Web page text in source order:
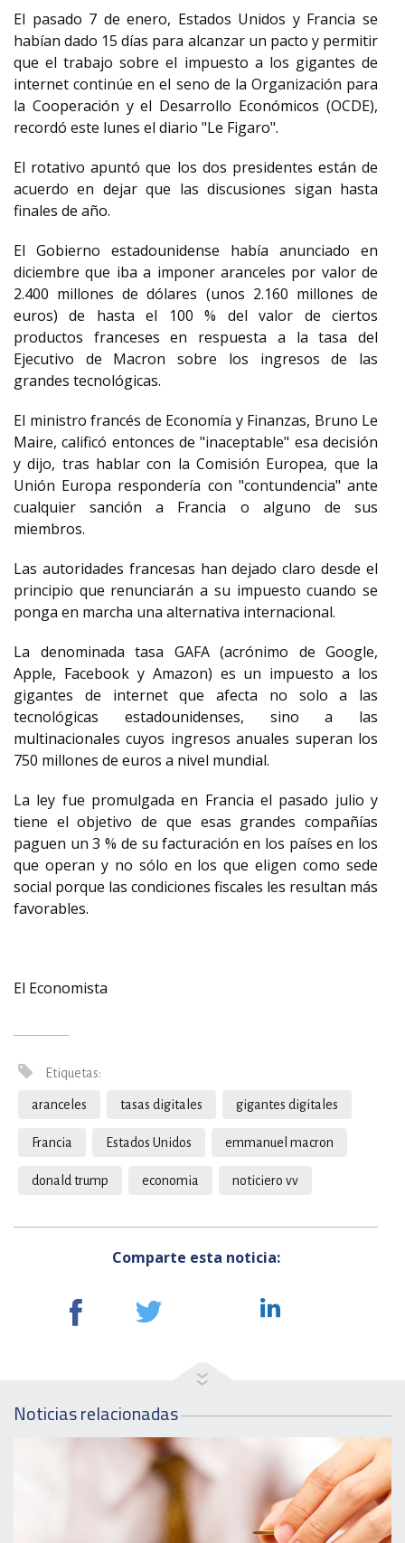
El pasado 7 de enero, Estados Unidos y Francia se
habían dado 15 días para alcanzar un pacto y permitir
que el trabajo sobre el impuesto a los gigantes de
internet continúe en el seno de la Organización para
la Cooperación y el Desarrollo Económicos (OCDE),
recordó este lunes el diario "Le Figaro".
El rotativo apuntó que los dos presidentes están de
acuerdo en dejar que las discusiones sigan hasta
finales de año.
El Gobierno estadounidense había anunciado en
diciembre que iba a imponer aranceles por valor de
2.400 millones de dólares (unos 2.160 millones de
euros) de hasta el 100 % del valor de ciertos
productos franceses en respuesta a la tasa del
Ejecutivo de Macron sobre los ingresos de las
grandes tecnológicas.
El ministro francés de Economía y Finanzas, Bruno Le
Maire, calificó entonces de "inaceptable" esa decisión
y dijo, tras hablar con la Comisión Europea, que la
Unión Europa respondería con "contundencia" ante
cualquier sanción a Francia o alguno de sus
miembros.
Las autoridades francesas han dejado claro desde el
principio que renunciarán a su impuesto cuando se
ponga en marcha una alternativa internacional.
La denominada tasa GAFA (acrónimo de Google,
Apple, Facebook y Amazon) es un impuesto a los
gigantes de internet que afecta no solo a las
tecnológicas estadounidenses, sino a las
multinacionales cuyos ingresos anuales superan los
750 millones de euros a nivel mundial.
La ley fue promulgada en Francia el pasado julio y
tiene el objetivo de que esas grandes compañías
paguen un 3 % de su facturación en los países en los
que operan y no sólo en los que eligen como sede
social porque las condiciones fiscales les resultan más
favorables.
El Economista
Etiquetas:
aranceles tasas digitales gigantes digitales
Francia Estados Unidos emmanuel macron
donald trump economia noticiero vv
Comparte esta noticia:
Noticias relacionadas